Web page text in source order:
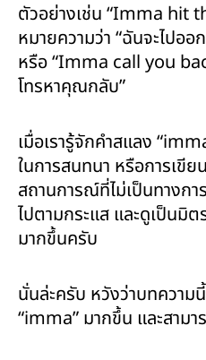
ตัวอย่างเช่น “Imma hit
หมายความว่า “ฉันจะไปอ
หรือ “Imma call you
โทรหาคุณกลับ”
เมื่อเรารู้จักคำสแลง
ในการสนทนา หรือการเขี
สถานการณ์ที่ไม่เป็นทางกา
ไปตามกระแส และดูเป็นมิ
มากขึ้นครับ
นั่นล่ะครับ หวังว่าบทความ
“imma” มากขึ้น และสามา